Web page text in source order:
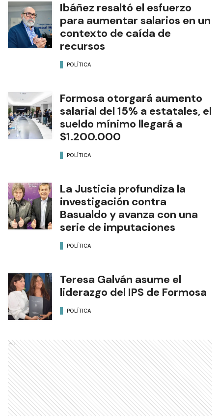
Ibáñez resaltó el esfuerzo
para aumentar salarios en un
contexto de caída de
recursos
POLÍTICA
Formosa otorgará aumento
salarial del 15% a estatales, el
sueldo mínimo llegará a
$1.200.000
POLÍTICA
La Justicia profundiza la
investigación contra
Basualdo y avanza con una
serie de imputaciones
POLÍTICA
Teresa Galván asume el
liderazgo del IPS de Formosa
POLÍTICA
Ads